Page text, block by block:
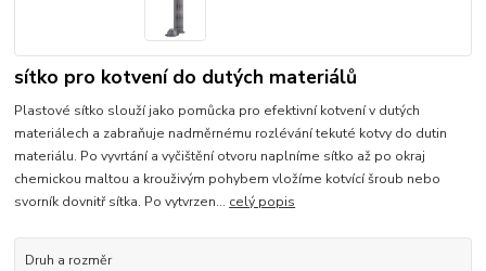
sítko pro kotvení do dutých materiálů
Plastové sítko slouží jako pomůcka pro efektivní kotvení v dutých
materiálech a zabraňuje nadměrnému rozlévání tekuté kotvy do dutin
materiálu. Po vyvrtání a vyčištění otvoru naplníme sítko až po okraj
chemickou maltou a krouživým pohybem vložíme kotvící šroub nebo
svorník dovnitř sítka. Po vytvrzen... celý popis
Druh a rozměr